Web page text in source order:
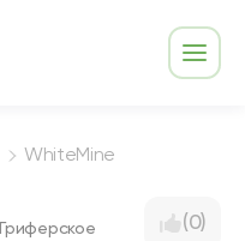
WhiteMine
Гриферское
(0)